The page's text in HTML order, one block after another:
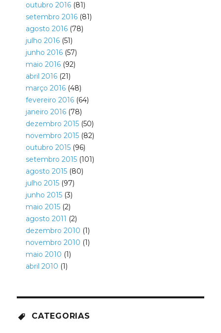
outubro 2016(81)
setembro 2016(81)
agosto 2016(78)
julho 2016(51)
junho 2016(57)
maio 2016(92)
abril 2016(21)
março 2016(48)
fevereiro 2016(64)
janeiro 2016(78)
dezembro 2015(50)
novembro 2015(82)
outubro 2015(96)
setembro 2015(101)
agosto 2015(80)
julho 2015(97)
junho 2015(3)
maio 2015(2)
agosto 2011 (2)
dezembro 2010 (1)
novembro 2010 (1)
maio 2010 (1)
abril 2010 (1)
CATEGORIAS